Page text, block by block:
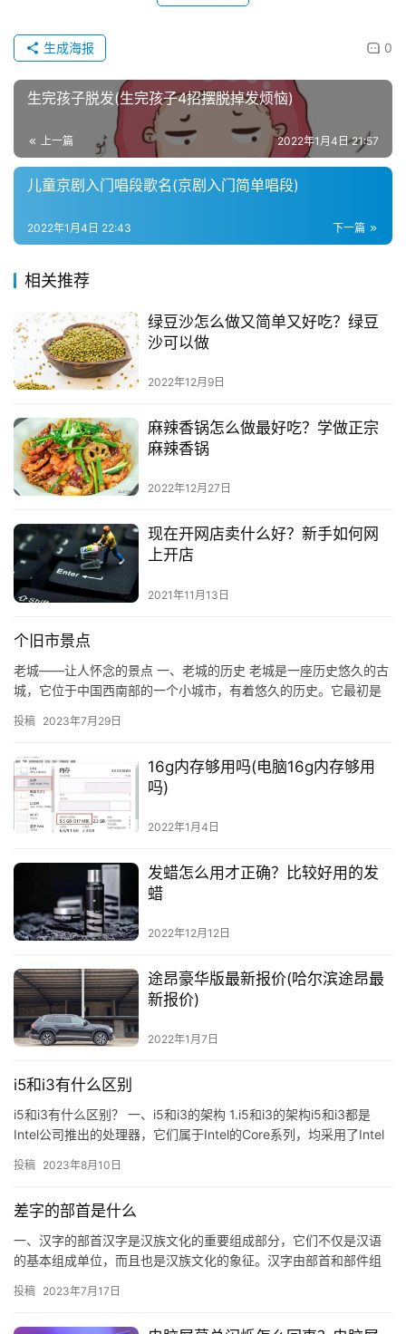
0
生成海报
生完孩子脱发(生完孩子4招摆脱掉发烦恼)
上一篇 2022年1月4日 21:57
儿童京剧入门唱段歌名(京剧入门简单唱段)
下一篇
2022年1月4日 22:43
相关推荐
绿豆沙怎么做又简单又好吃？绿豆
沙可以做
2022年12月9日
麻辣香锅怎么做最好吃？学做正宗
麻辣香锅
2022年12月27日
现在开网店卖什么好？新手如何网
上开店
2021年11月13日
个旧市景点
老城——让人怀念的景点 一、老城的历史 老城是一座历史悠久的古
城，它位于中国西南部的一个小城市，有着悠久的历史。它最初是
是…
投稿 2023年7月29日
16g内存够用吗(电脑16g内存够用
吗)
2022年1月4日
发蜡怎么用才正确？比较好用的发
蜡
2022年12月12日
途昂豪华版最新报价(哈尔滨途昂最
新报价)
2022年1月7日
i5和i3有什么区别
i5和i3有什么区别？ 一、i5和i3的架构 1.i5和i3的架构i5和i3都是
Intel公司推出的处理器，它们属于Intel的Core系列，均采用了Intel
投稿 2023年8月10日
差字的部首是什么
一、汉字的部首汉字是汉族文化的重要组成部分，它们不仅是汉语
的基本组成单位，而且也是汉族文化的象征。汉字由部首和部件组
的种…
投稿 2023年7月17日